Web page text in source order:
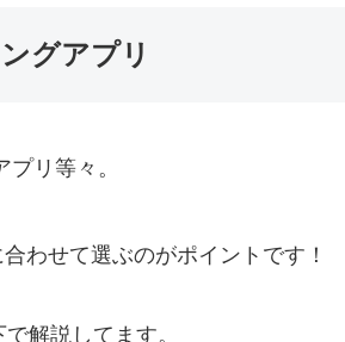
グアプリ
リ等々。
合わせて選ぶのがポイントです！
解説してます。